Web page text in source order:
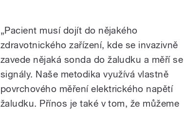
„Pacient musí dojít do nějakého
zdravotnického zařízení, kde se invazivně
zavede nějaká sonda do žaludku a měří se
signály. Naše metodika využívá vlastně
povrchového měření elektrického napětí
žaludku. Přínos je také v tom, že můžeme